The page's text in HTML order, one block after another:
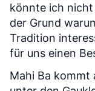
könnte ich nicht
der Grund
Tradition
für uns einen
Mahi Ba kommt